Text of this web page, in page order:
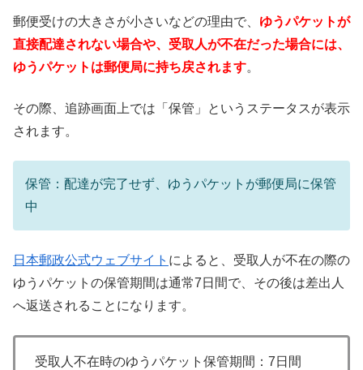
郵便受けの大きさが小さいなどの理由で、 ゆうパケットが
直接配達されない場合や、受取人が不在だった場合には、
ゆうパケットは郵便局に持ち戻されます。
その際、追跡画面上では「保管」というステータスが表示
されます。
保管：配達が完了せず、ゆうパケットが郵便局に保管
中
日本郵政公式ウェブサイト によると、受取人が不在の際の
ゆうパケットの保管期間は通常7日間で、その後は差出人
へ返送されることになります。
受取人不在時のゆうパケット保管期間：7日間